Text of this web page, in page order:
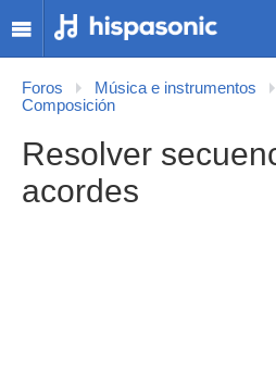
Foros Música e instrumentos
Composición
Resolver
acordes